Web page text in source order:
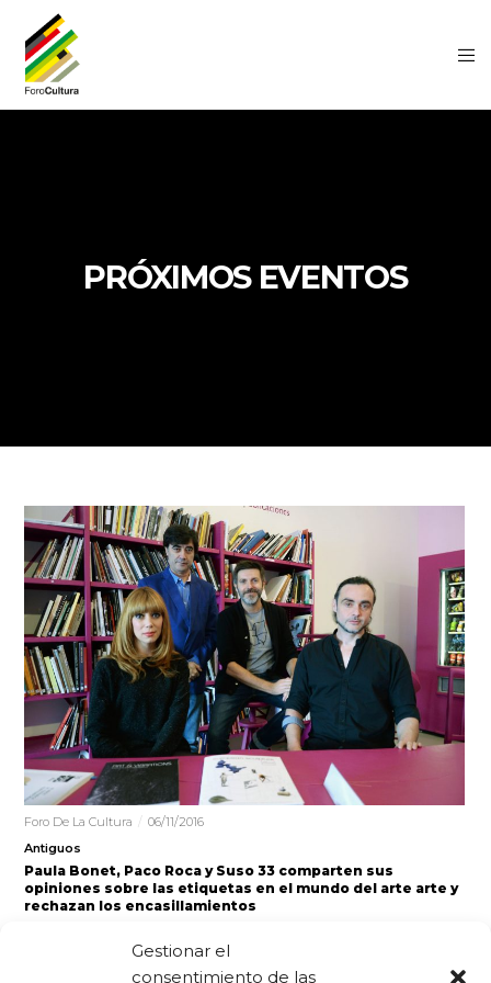
Gestionar el
consentimiento de las
PRÓXIMOS EVENTOS
Foro De La Cultura
06/11/2016
Antiguos
Paula Bonet, Paco Roca y Suso 33 comparten sus
opiniones sobre las etiquetas en el mundo del arte arte y
rechazan los encasillamientos
El II Foro de la Cultura inició el programa de su última
jornada (domingo, 6 de noviembre) en el Centro de…